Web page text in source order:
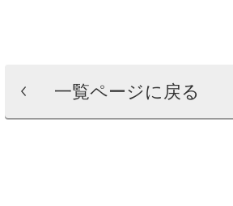
一覧ページに戻る